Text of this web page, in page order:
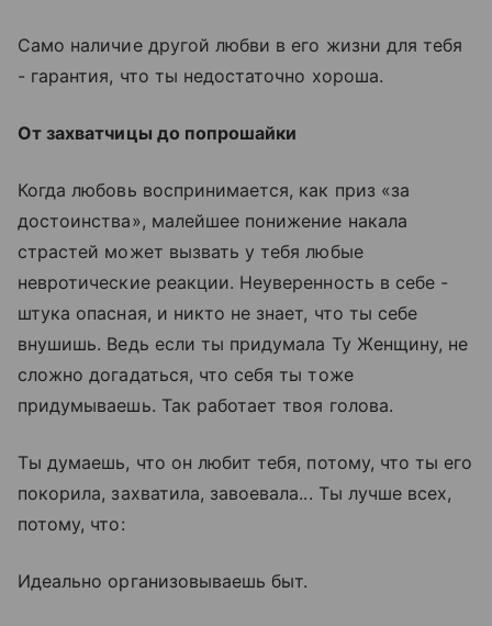
Само наличие другой любви в его жизни для тебя
- гарантия, что ты недостаточно хороша.
От захватчицы до попрошайки
Когда любовь воспринимается, как приз «за
достоинства», малейшее понижение накала
страстей может вызвать у тебя любые
невротические реакции. Неуверенность в себе -
штука опасная, и никто не знает, что ты себе
внушишь. Ведь если ты придумала Ту Женщину, не
сложно догадаться, что себя ты тоже
придумываешь. Так работает твоя голова.
Ты думаешь, что он любит тебя, потому, что ты его
покорила, захватила, завоевала... Ты лучше всех,
потому, что:
Идеально организовываешь быт.